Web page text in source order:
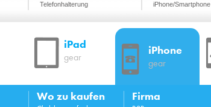
Telefonhalterung
iPhone/Smartphone
iPad
gear
iPhone
gear
Wo zu kaufen Firma